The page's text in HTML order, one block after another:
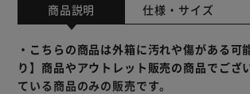
商品説明 仕様・サイズ
・こちらの商品は外箱に汚れや傷がある可
り】商品やアウトレット販売の商品でござ
ている商品のみの販売です。